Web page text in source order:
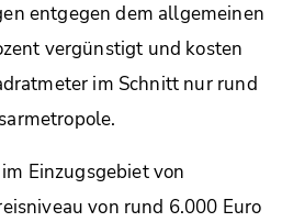
entgegen dem allgemeinen
vergünstigt und kosten
im Schnitt nur rund
Einzugsgebiet von
von rund 6.000 Euro